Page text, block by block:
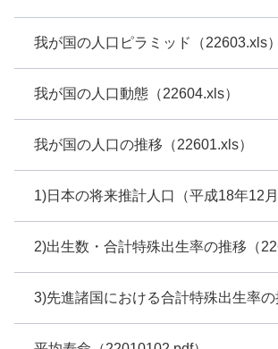
我が国の人口ピラミッド（22603.xls）
我が国の人口動態（22604.xls）
我が国の人口の推移（22601.xls）
1)日本の将来推計人口（平成18年12
2)出生数・合計特殊出生率の推移（
3)先進諸国における合計特殊出生率の